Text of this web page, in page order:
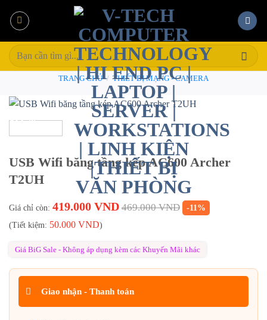
qua
dung
Tìm
kiếm:
TRANG CHỦ / THIẾT BỊ MẠNG - CAMERA
-11%
USB Wifi băng tầng kép AC600 Archer
T2UH
Giá chỉ còn: 419.000 VND 469.000VND
-11%
(Tiết kiệm: 50.000 VND)
Giá BiG Sale - Không áp dụng kèm các Khuyến Mãi khác
Giao nhận - Thanh toán